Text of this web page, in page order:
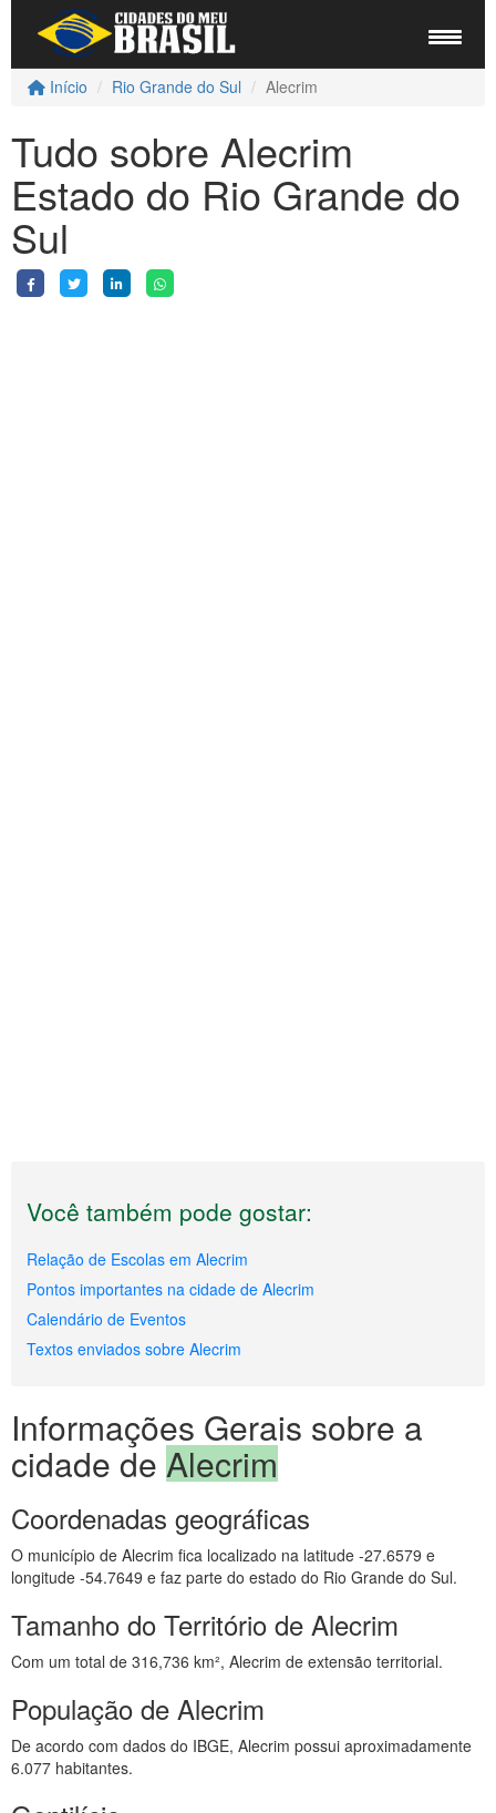
Início Rio Grande do Sul Alecrim
Tudo sobre Alecrim
Estado do Rio Grande do
Sul
Você também pode gostar:
Relação de Escolas em Alecrim
Pontos importantes na cidade de Alecrim
Calendário de Eventos
Textos enviados sobre Alecrim
Informações Gerais sobre a
cidade de Alecrim
Coordenadas geográficas
O município de Alecrim fica localizado na latitude -27.6579 e
longitude -54.7649 e faz parte do estado do Rio Grande do Sul.
Tamanho do Território de Alecrim
Com um total de 316,736 km², Alecrim de extensão territorial.
População de Alecrim
De acordo com dados do IBGE, Alecrim possui aproximadamente
6.077 habitantes.